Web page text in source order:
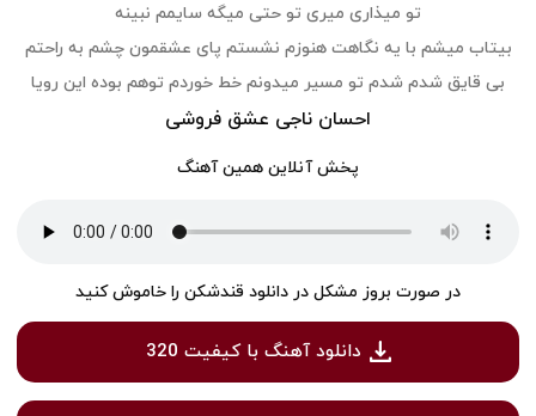
تو میذاری میری تو حتی میگه سایمم نبینه
بیتاب میشم با یه نگاهت هنوزم نشستم پای عشقمون چشم به راحتم
بی قایق شدم شدم تو مسیر میدونم خط خوردم توهم بوده این رویا
احسان ناجی عشق فروشی
پخش آنلاین همین آهنگ
در صورت بروز مشکل در دانلود قندشکن را خاموش کنید
دانلود آهنگ با کیفیت 320